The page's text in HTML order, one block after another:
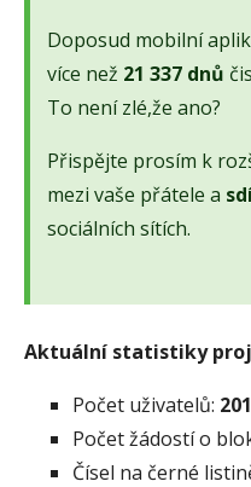
Doposud mobilní
více než 21 337 dnů
To není zlé,že ano?
Přispějte prosím k
mezi vaše přátele a
sociálních sítích.
Aktuální statistiky
Počet uživatelů:
Počet žádostí o
Čísel na černé